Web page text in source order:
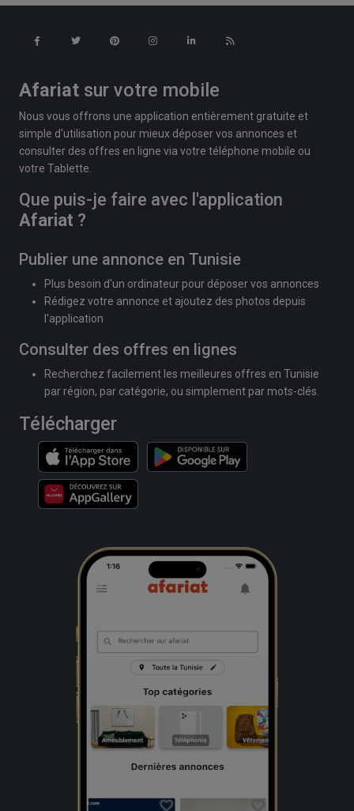
Afariat sur votre mobile
Nous vous offrons une application entièrement gratuite et
simple d'utilisation pour mieux déposer vos annonces et
consulter des offres en ligne via votre téléphone mobile ou
votre Tablette.
Que puis-je faire avec l'application
Afariat ?
Publier une annonce en Tunisie
Plus besoin d'un ordinateur pour déposer vos annonces
Rédigez votre annonce et ajoutez des photos depuis
l'application
Consulter des offres en lignes
Recherchez facilement les meilleures offres en Tunisie
par région, par catégorie, ou simplement par mots-clés.
Télécharger